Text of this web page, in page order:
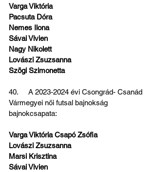
Varga Viktória
Pacsuta Dóra
Nemes Ilona
Sávai Vivien
Nagy Nikolett
Lovászi Zsuzsanna
Szögi Szimonetta
40.     A 2023-2024 évi Csongrád- Csanád
Vármegyei női futsal bajnokság
bajnokcsapata:
Varga Viktória Csapó Zsófia
Lovászi Zsuzsanna
Marsi Krisztina
Sávai Vivien